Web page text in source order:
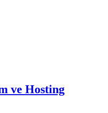
ve Hosting